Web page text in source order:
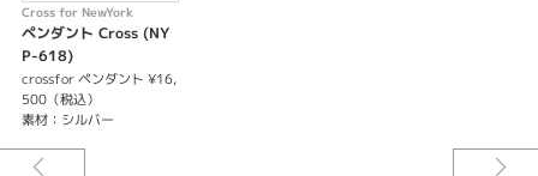
Cross for NewYork
ペンダント Cross (NY
P-618)
crossfor ペンダント ¥16,
500（税込）
素材：シルバー